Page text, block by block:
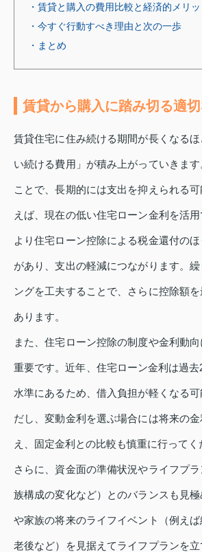
・賃貸と購入の費用比較と経済的メリッ
・今すぐ行動すべき理由と次の一歩
・まとめ
賃貸から購入に踏み切る適
賃貸住宅に住み続ける期間が長くなる
い続ける費用」が積み上がっていきま
ことで、長期的には支出を抑えられる
えば、現在の低い住宅ローン金利を活
より住宅ローン控除による税金還付の
があり、支出の軽減につながります。繰
ングを工夫することで、さらに控除額
あります。
また、住宅ローン控除の制度や金利動
重要です。近年、住宅ローン金利は過
水準にあるため、借入負担が軽くなる
だし、変動金利を選ぶ場合には将来の
え、固定金利との比較も慎重に行ってく
さらに、資金面の準備状況やライフプ
族構成の変化など）とのバランスも見
や家族の将来のライフイベント（例えば
老後など）を見据えてライフプランを